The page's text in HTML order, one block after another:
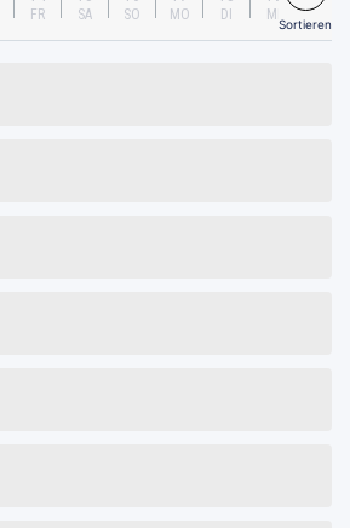
FR SA SO MO DI MI
Sortieren